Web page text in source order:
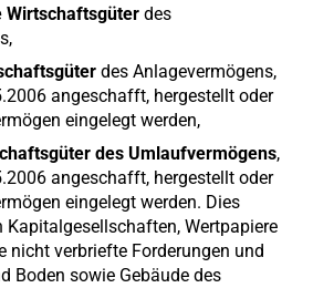
Wirtschaftsgüter des
des Anlagevermögens,
angeschafft, hergestellt oder
eingelegt werden,
des Umlaufvermögens,
angeschafft, hergestellt oder
eingelegt werden. Dies
Wertpapiere
nicht verbriefte Forderungen und
Boden sowie Gebäude des